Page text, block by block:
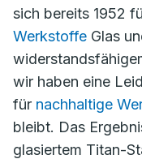
sich bereits 1952
Werkstoffe Glas
wir haben eine
für nachhaltige
bleibt. Das
glasiertem Titan-